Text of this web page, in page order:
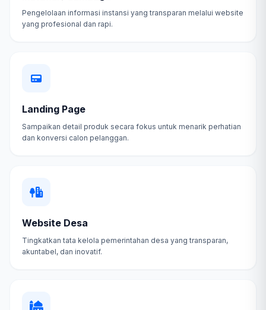
Pengelolaan informasi instansi yang transparan melalui website
yang profesional dan rapi.
Landing Page
Sampaikan detail produk secara fokus untuk menarik perhatian
dan konversi calon pelanggan.
Website Desa
Tingkatkan tata kelola pemerintahan desa yang transparan,
akuntabel, dan inovatif.